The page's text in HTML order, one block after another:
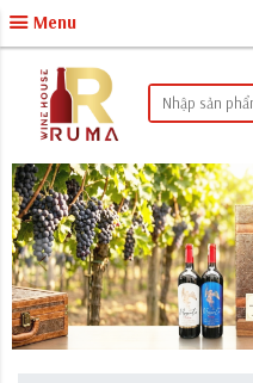
Menu